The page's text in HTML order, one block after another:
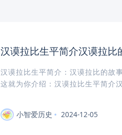
汉谟拉比生平简介汉谟拉比
汉谟拉比生平简介：汉谟拉比的故
这就为你介绍：汉谟拉比生平简介
小智爱历史 2024-12-05